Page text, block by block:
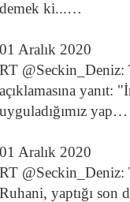
demek ki...…
01 Aralık 2020
RT @Seckin_Deniz:
açıklamasına yanıt:
uyguladığımız yap…
01 Aralık 2020
RT @Seckin_Deniz:
Ruhani, yaptığı son